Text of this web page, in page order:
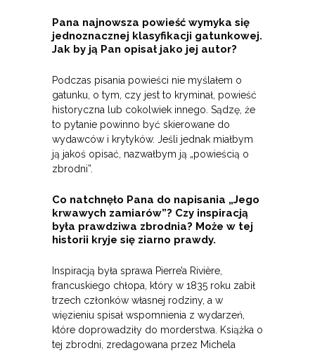
Pana najnowsza powieść wymyka się
jednoznacznej klasyfikacji gatunkowej.
Jak by ją Pan opisał jako jej autor?
Podczas pisania powieści nie myślałem o
gatunku, o tym, czy jest to kryminał, powieść
historyczna lub cokolwiek innego. Sądzę, że
to pytanie powinno być skierowane do
wydawców i krytyków. Jeśli jednak miałbym
ją jakoś opisać, nazwałbym ją „powieścią o
zbrodni”.
Co natchnęło Pana do napisania „Jego
krwawych zamiarów”? Czy inspiracją
była prawdziwa zbrodnia? Może w tej
historii kryje się ziarno prawdy.
Inspiracją była sprawa Pierre’a Rivière,
francuskiego chłopa, który w 1835 roku zabił
trzech członków własnej rodziny, a w
więzieniu spisał wspomnienia z wydarzeń,
które doprowadziły do morderstwa. Książka o
tej zbrodni, zredagowana przez Michela